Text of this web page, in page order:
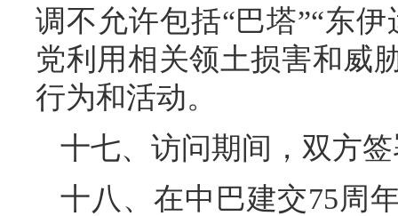
调不允许包括“巴塔”“东
党利用相关领土损害和威
行为和活动。
十七、访问期间，双方
十八、在中巴建交75周